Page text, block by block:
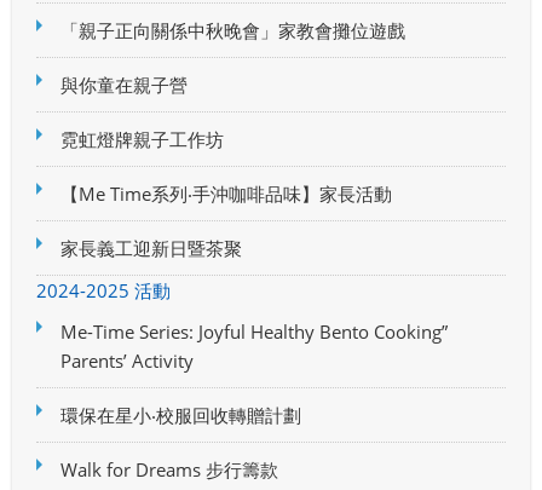
「親子正向關係中秋晚會」家教會攤位遊戲
與你童在親子營
霓虹燈牌親子工作坊
【Me Time系列‧手沖咖啡品味】家長活動
家長義工迎新日暨茶聚
2024-2025 活動
Me-Time Series: Joyful Healthy Bento Cooking”
Parents’ Activity
環保在星小‧校服回收轉贈計劃
Walk for Dreams 步行籌款